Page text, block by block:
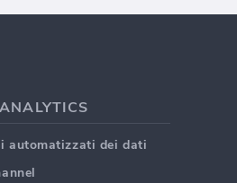
automatizzati dei dati